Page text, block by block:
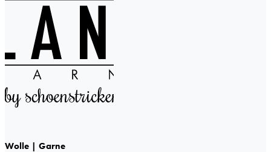
Wolle | Garne